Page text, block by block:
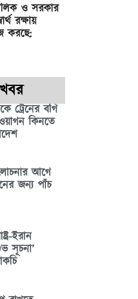
ও সরকার
রক্ষায়
করছে:
ট্রেনের বগি
কিনতে
আগে
জন্য পাঁচ
ইরান
সূচনা’